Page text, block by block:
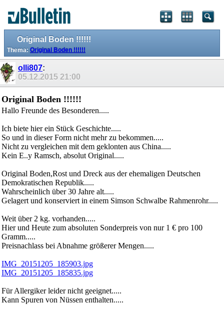
Original Boden !!!!!!
Thema: Original Boden !!!!!!
olli807:
05.12.2015 21:00
Original Boden !!!!!!
Hallo Freunde des Besonderen.....
Ich biete hier ein Stück Geschichte.....
So und in dieser Form nicht mehr zu bekommen.....
Nicht zu vergleichen mit dem geklonten aus China.....
Kein E..y Ramsch, absolut Original.....
Original Boden,Rost und Dreck aus der ehemaligen Deutschen
Demokratischen Republik.....
Wahrscheinlich über 30 Jahre alt.....
Gelagert und konserviert in einem Simson Schwalbe Rahmenrohr.....
Weit über 2 kg. vorhanden.....
Hier und Heute zum absoluten Sonderpreis von nur 1 € pro 100
Gramm.....
Preisnachlass bei Abnahme größerer Mengen.....
IMG_20151205_185903.jpg
IMG_20151205_185835.jpg
Für Allergiker leider nicht geeignet.....
Kann Spuren von Nüssen enthalten.....